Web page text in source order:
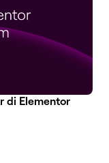
di Elementor